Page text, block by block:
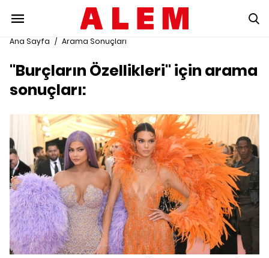
Ana Sayfa / Arama Sonuçları
"Burçların Özellikleri" için arama
sonuçları: